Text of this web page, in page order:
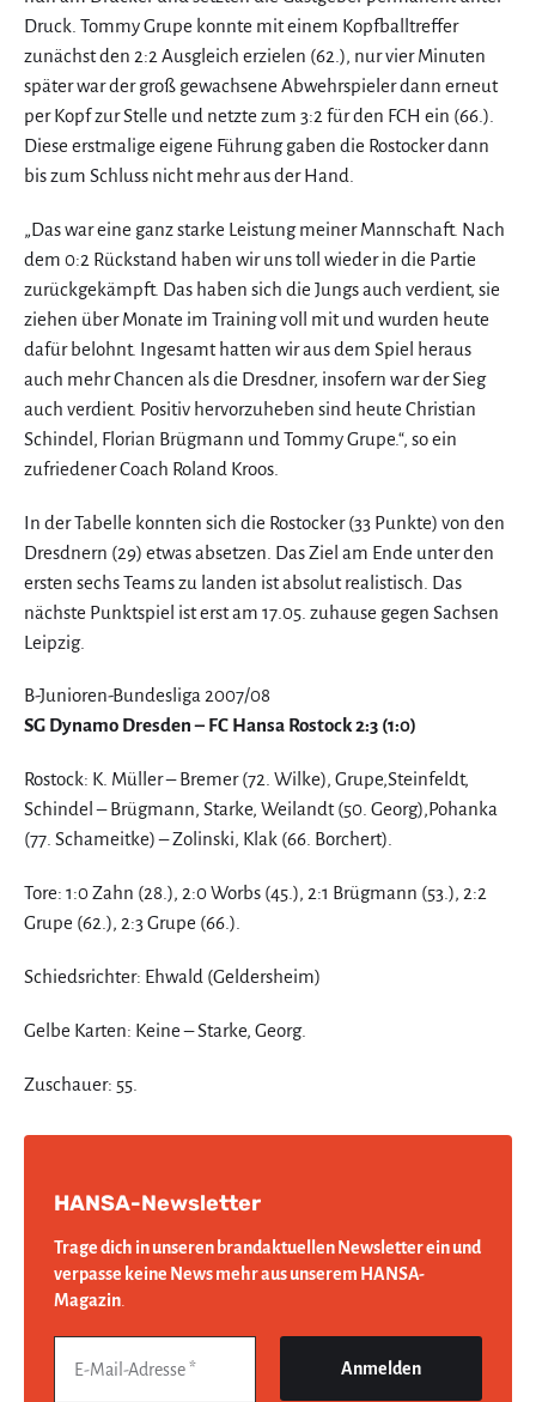
Druck. Tommy Grupe konnte mit einem Kopfballtreffer
zunächst den 2:2 Ausgleich erzielen (62.), nur vier Minuten
später war der groß gewachsene Abwehrspieler dann erneut
per Kopf zur Stelle und netzte zum 3:2 für den FCH ein (66.).
Diese erstmalige eigene Führung gaben die Rostocker dann
bis zum Schluss nicht mehr aus der Hand.
„Das war eine ganz starke Leistung meiner Mannschaft. Nach
dem 0:2 Rückstand haben wir uns toll wieder in die Partie
zurückgekämpft. Das haben sich die Jungs auch verdient, sie
ziehen über Monate im Training voll mit und wurden heute
dafür belohnt. Ingesamt hatten wir aus dem Spiel heraus
auch mehr Chancen als die Dresdner, insofern war der Sieg
auch verdient. Positiv hervorzuheben sind heute Christian
Schindel, Florian Brügmann und Tommy Grupe.“, so ein
zufriedener Coach Roland Kroos.
In der Tabelle konnten sich die Rostocker (33 Punkte) von den
Dresdnern (29) etwas absetzen. Das Ziel am Ende unter den
ersten sechs Teams zu landen ist absolut realistisch. Das
nächste Punktspiel ist erst am 17.05. zuhause gegen Sachsen
Leipzig.
B-Junioren-Bundesliga 2007/08
SG Dynamo Dresden – FC Hansa Rostock 2:3 (1:0)
Rostock: K. Müller – Bremer (72. Wilke), Grupe,Steinfeldt,
Schindel – Brügmann, Starke, Weilandt (50. Georg),Pohanka
(77. Schameitke) – Zolinski, Klak (66. Borchert).
Tore: 1:0 Zahn (28.), 2:0 Worbs (45.), 2:1 Brügmann (53.), 2:2
Grupe (62.), 2:3 Grupe (66.).
Schiedsrichter: Ehwald (Geldersheim)
Gelbe Karten: Keine – Starke, Georg.
Zuschauer: 55.
HANSA-Newsletter
Trage dich in unseren brandaktuellen Newsletter ein und
verpasse keine News mehr aus unserem HANSA-
Magazin